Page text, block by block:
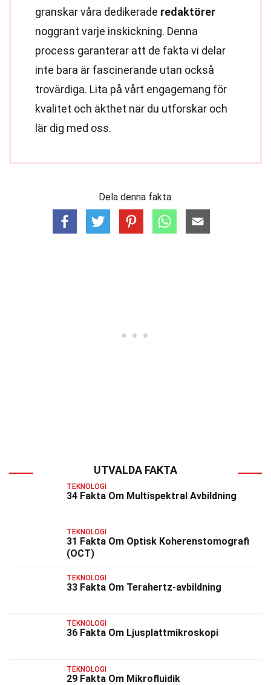
granskar våra dedikerade redaktörer
noggrant varje inskickning. Denna
process garanterar att de fakta vi delar
inte bara är fascinerande utan också
trovärdiga. Lita på vårt engagemang för
kvalitet och äkthet när du utforskar och
lär dig med oss.
Dela denna fakta:
UTVALDA FAKTA
TEKNOLOGI
34 Fakta Om Multispektral Avbildning
TEKNOLOGI
31 Fakta Om Optisk Koherenstomografi
(OCT)
TEKNOLOGI
33 Fakta Om Terahertz-avbildning
TEKNOLOGI
36 Fakta Om Ljusplattmikroskopi
TEKNOLOGI
29 Fakta Om Mikrofluidik